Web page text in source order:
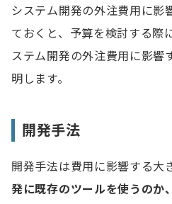
システム開発の外注費用に影
ておくと、予算を検討する際
ステム開発の外注費用に影響
明します。
開発手法
開発手法は費用に影響する大
発に既存のツールを使うのか